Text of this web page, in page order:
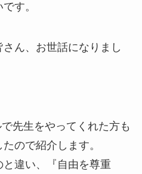
す。
ん、お世話になりまし
先生をやってくれた方も
ので紹介します。
違い、『自由を尊重